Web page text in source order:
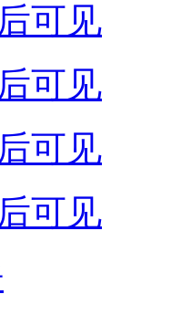
可见
可见
可见
可见